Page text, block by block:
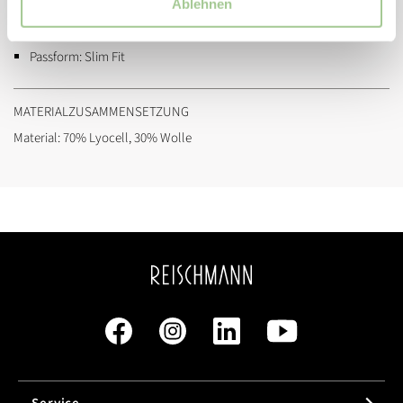
Ablehnen
520168fjola10
Marke:Drykorn
Passform:Slim Fit
MATERIALZUSAMMENSETZUNG
Material: 70% Lyocell, 30% Wolle